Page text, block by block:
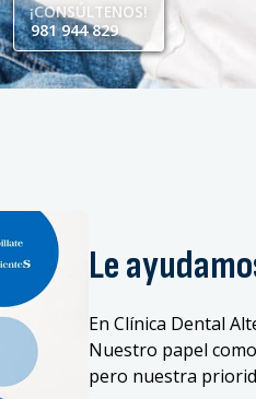
¡CONSÚLTENOS!
981 944 829
Le
En Clínica Dental
Nuestro papel
pero nuestra